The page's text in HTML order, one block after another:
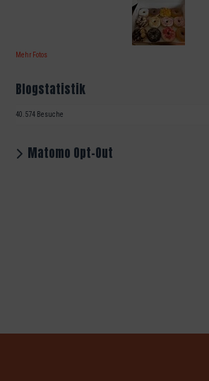
Mehr Fotos
Blogstatistik
40.574 Besuche
Matomo Opt-Out